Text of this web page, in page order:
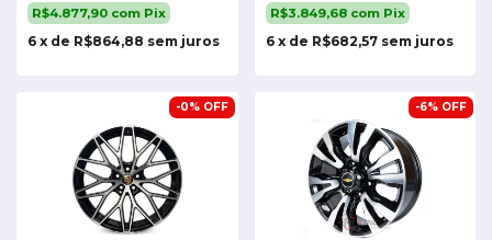
R$4.877,90 com Pix
6 x de R$864,88 sem juros
R$3.849,68 com Pix
6 x de R$682,57 sem juros
-0% OFF -6% OFF